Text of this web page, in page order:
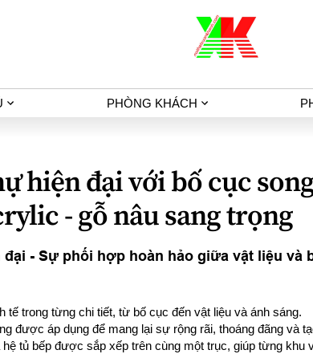
PHÒNG KHÁCH
hiện đại với bố cục
- gỗ nâu sang trọng
- Sự phối hợp hoàn hảo giữa vật liệu và
tế trong từng chi tiết, từ bố cục đến vật liệu và ánh sáng.
được áp dụng để mang lại sự rộng rãi, thoáng đãng và
tủ bếp được sắp xếp trên cùng một trục, giúp từng khu